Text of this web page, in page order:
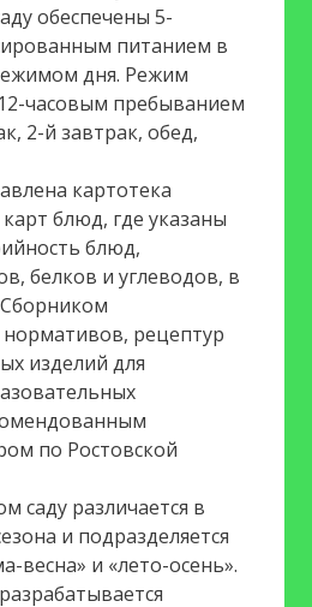
обеспечены 5-
питанием в
дня. Режим
часовым пребыванием
2-й завтрак, обед,
картотека
блюд, где указаны
блюд,
белков и углеводов, в
нормативов, рецептур
изделий для
по Ростовской
саду различается в
и подразделяется
весна» и «лето-осень».